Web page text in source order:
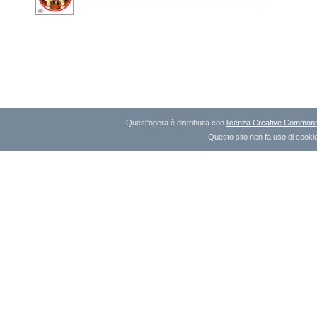
Quest'opera è distribuita con licenza Creative
Questo sito non fa uso di